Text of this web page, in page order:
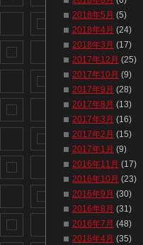
2018年5月 (5)
2018年4月 (24)
2018年3月 (17)
2017年12月 (25)
2017年10月 (9)
2017年9月 (28)
2017年8月 (13)
2017年3月 (16)
2017年2月 (15)
2017年1月 (9)
2016年11月 (17)
2016年10月 (23)
2016年9月 (30)
2016年8月 (31)
2016年7月 (48)
2016年4月 (35)